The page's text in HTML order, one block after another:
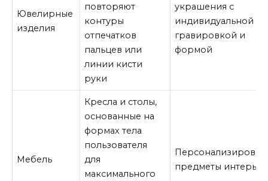
Ювелирные
изделия
повторяют
контуры
отпечатков
пальцев или
линии кисти
руки
украшения с
индивидуальной
гравировкой и
формой
Мебель
Кресла и столы,
основанные на
формах тела
пользователя
для
максимального
предметы